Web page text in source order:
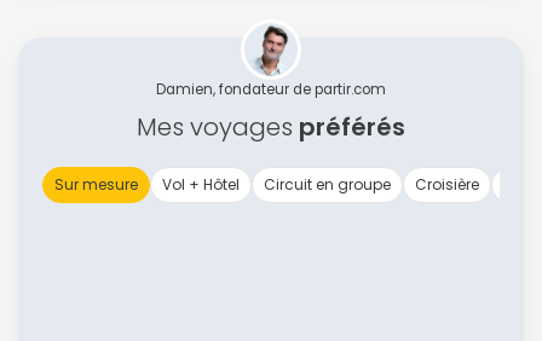
Damien, fondateur de partir.com
Mes voyages préférés
Sur mesure Vol + Hôtel Circuit en groupe Croisière